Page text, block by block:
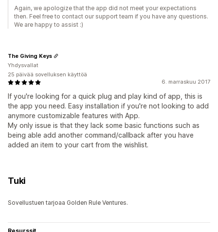
Again, we apologize that the app did not meet your expectations
then. Feel free to contact our support team if you have any questions.
We are happy to assist :)
6. marraskuu 2017
If you're looking for a quick plug and play kind of app, this is
the app you need. Easy installation if you're not looking to add
anymore customizable features with App.
My only issue is that they lack some basic functions such as
being able add another command/callback after you have
added an item to your cart from the wishlist.
The Giving Keys
Yhdysvallat
25 päivää sovelluksen käyttöä
Tuki
Sovellustuen tarjoaa Golden Rule Ventures.